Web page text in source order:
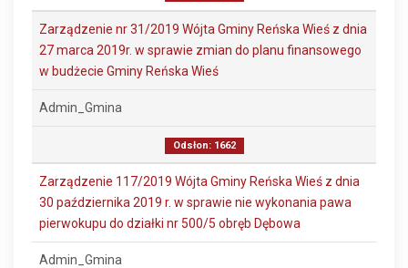
Zarządzenie nr 31/2019 Wójta Gminy Reńska Wieś z dnia
27 marca 2019r. w sprawie zmian do planu finansowego
w budżecie Gminy Reńska Wieś
Admin_Gmina
Odsłon: 1662
Zarządzenie 117/2019 Wójta Gminy Reńska Wieś z dnia
30 października 2019 r. w sprawie nie wykonania pawa
pierwokupu do działki nr 500/5 obręb Dębowa
Admin_Gmina